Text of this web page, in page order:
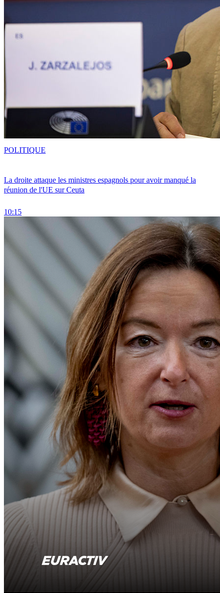
La droite attaque les ministres espagnols pour avoir manqué la
réunion de l'UE sur Ceuta
10:15
POLITIQUE